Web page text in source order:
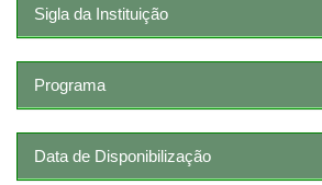
Sigla da Instituição
Programa
Data de Disponibilização